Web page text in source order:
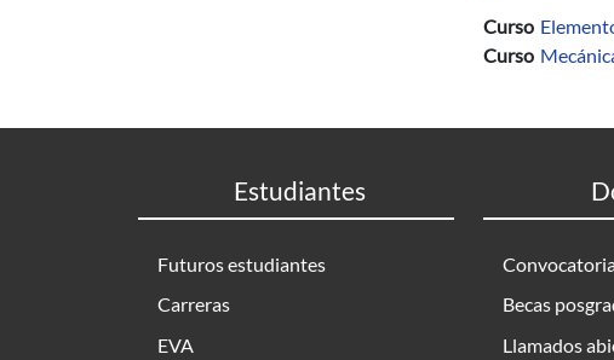
Curso
Curso
Estudiantes
Futuros estudiantes
Carreras
EVA
Becas
Llamados